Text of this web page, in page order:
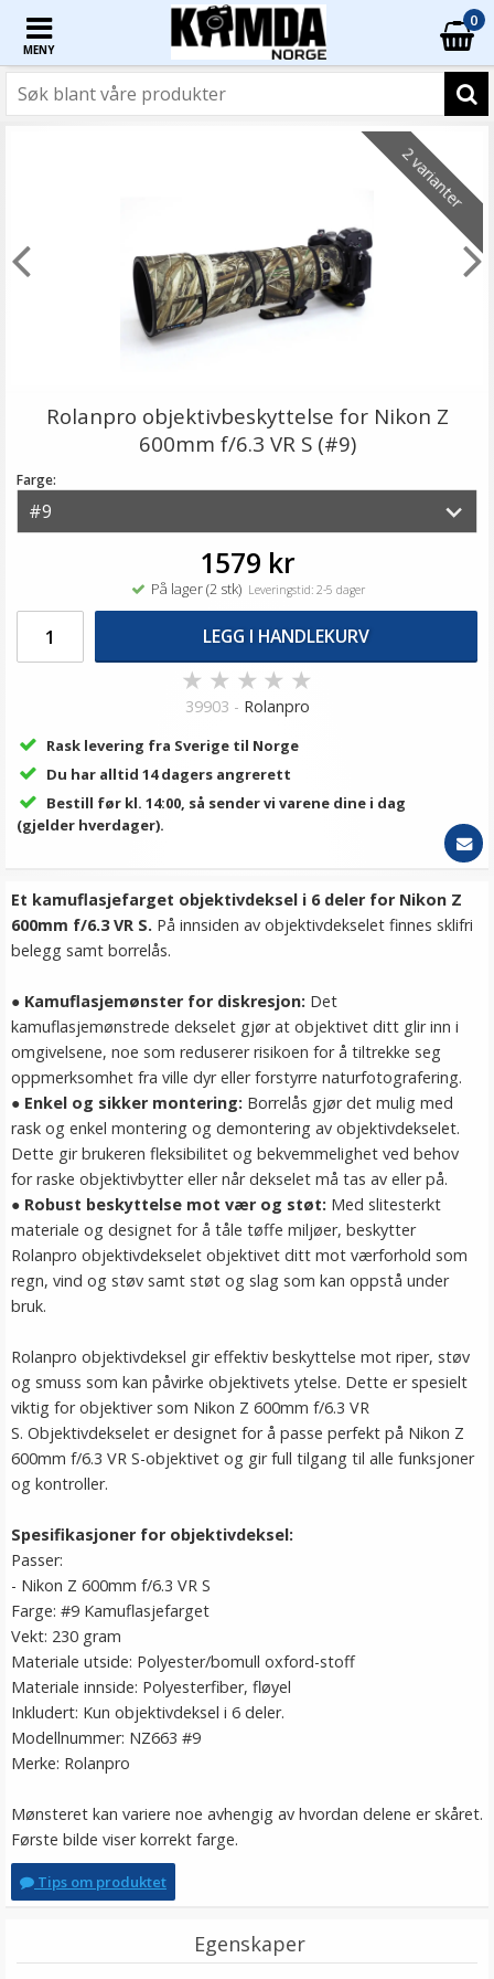
MENY
0
2 varianter
Rolanpro objektivbeskyttelse for Nikon Z
600mm f/6.3 VR S (#9)
Farge:
1579 kr
På lager (2 stk)Leveringstid: 2-5 dager
LEGG I HANDLEKURV
★ ★ ★ ★ ★
39903 - Rolanpro
Rask levering fra Sverige til Norge
Du har alltid 14 dagers angrerett
Bestill før kl. 14:00, så sender vi varene dine i dag
(gjelder hverdager).
Et kamuflasjefarget objektivdeksel i 6 deler for Nikon Z
600mm f/6.3 VR S. På innsiden av objektivdekselet finnes sklifri
belegg samt borrelås.
● Kamuflasjemønster for diskresjon: Det
kamuflasjemønstrede dekselet gjør at objektivet ditt glir inn i
omgivelsene, noe som reduserer risikoen for å tiltrekke seg
oppmerksomhet fra ville dyr eller forstyrre naturfotografering.
● Enkel og sikker montering: Borrelås gjør det mulig med
rask og enkel montering og demontering av objektivdekselet.
Dette gir brukeren fleksibilitet og bekvemmelighet ved behov
for raske objektivbytter eller når dekselet må tas av eller på.
● Robust beskyttelse mot vær og støt: Med slitesterkt
materiale og designet for å tåle tøffe miljøer, beskytter
Rolanpro objektivdekselet objektivet ditt mot værforhold som
regn, vind og støv samt støt og slag som kan oppstå under
bruk.
Rolanpro objektivdeksel gir effektiv beskyttelse mot riper, støv
og smuss som kan påvirke objektivets ytelse. Dette er spesielt
viktig for objektiver som Nikon Z 600mm f/6.3 VR
S. Objektivdekselet er designet for å passe perfekt på Nikon Z
600mm f/6.3 VR S-objektivet og gir full tilgang til alle funksjoner
og kontroller.
Spesifikasjoner for objektivdeksel:
Passer:
- Nikon Z 600mm f/6.3 VR S
Farge: #9 Kamuflasjefarget
Vekt: 230 gram
Materiale utside: Polyester/bomull oxford-stoff
Materiale innside: Polyesterfiber, fløyel
Inkludert: Kun objektivdeksel i 6 deler.
Modellnummer: NZ663 #9
Merke: Rolanpro
Mønsteret kan variere noe avhengig av hvordan delene er skåret.
Første bilde viser korrekt farge.
Tips om produktet
Egenskaper